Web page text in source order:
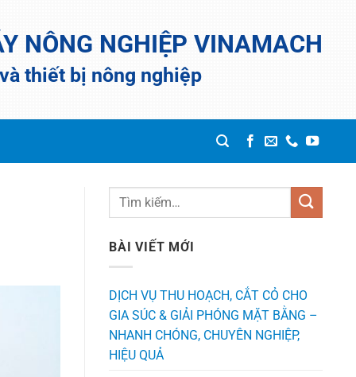
NÔNG NGHIỆP VINAMACH
thiết bị nông nghiệp
BÀI VIẾT MỚI
DỊCH VỤ THU HOẠCH, CẮT CỎ CHO
GIA SÚC & GIẢI PHÓNG MẶT BẰNG –
NHANH CHÓNG, CHUYÊN NGHIỆP,
HIỆU QUẢ